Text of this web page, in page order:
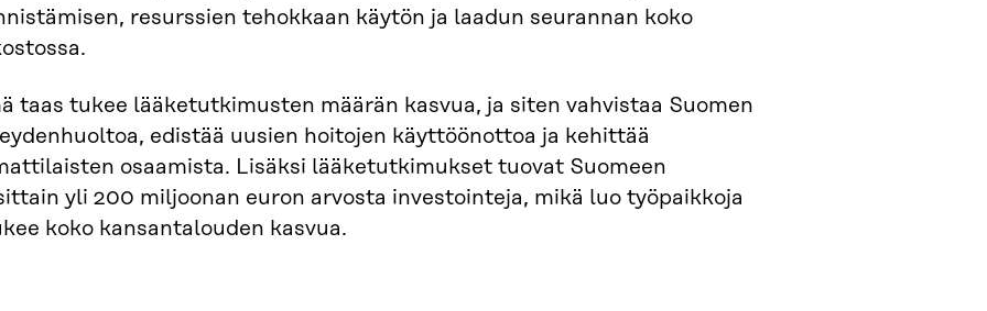
resurssien tehokkaan käytön ja laadun seurannan koko
taas tukee lääketutkimusten määrän kasvua, ja siten vahvistaa Suomen
edistää uusien hoitojen käyttöönottoa ja kehittää
osaamista. Lisäksi lääketutkimukset tuovat Suomeen
yli 200 miljoonan euron arvosta investointeja, mikä luo työpaikkoja
koko kansantalouden kasvua.